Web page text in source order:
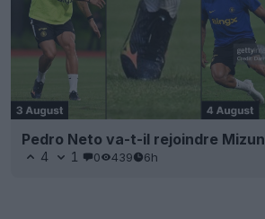
Pedro Neto va-t-il rejoindre
4 1 0 439 6h